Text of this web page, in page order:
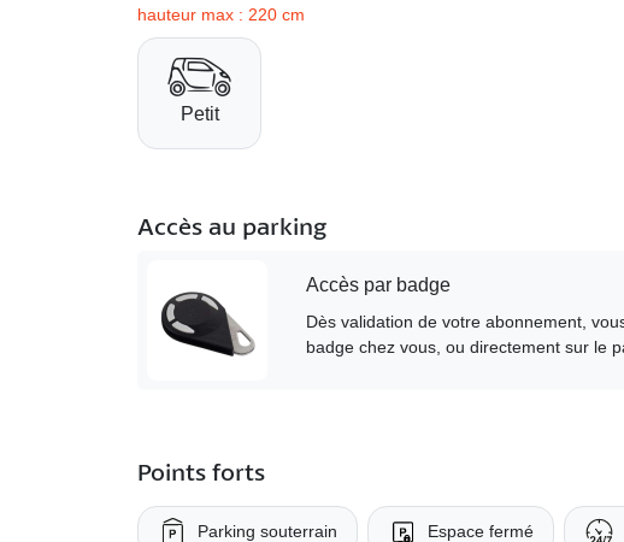
hauteur max : 220 cm
Petit
Accès au parking
Accès par badge
Dès validation de votre abonnement,
badge chez vous, ou directement sur le
Points forts
Parking souterrain Espace fermé